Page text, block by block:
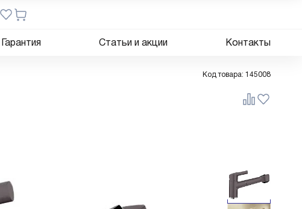
Гарантия Статьи и акции Контакты
Код товара: 145008